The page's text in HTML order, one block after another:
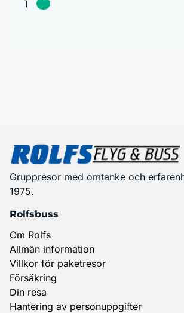
1
Gruppresor med omtanke och
1975.
Rolfsbuss
Om Rolfs
Allmän information
Villkor för paketresor
Försäkring
Din resa
Hantering av personuppgifter